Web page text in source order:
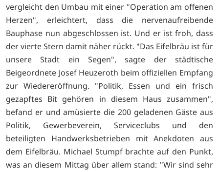
vergleicht den Umbau mit einer "Operation am offenen
Herzen", erleichtert, dass die nervenaufreibende
Bauphase nun abgeschlossen ist. Und er ist froh, dass
der vierte Stern damit näher rückt. "Das Eifelbräu ist für
unsere Stadt ein Segen", sagte der städtische
Beigeordnete Josef Heuzeroth beim offiziellen Empfang
zur Wiedereröffnung. "Politik, Essen und ein frisch
gezapftes Bit gehören in diesem Haus zusammen",
befand er und amüsierte die 200 geladenen Gäste aus
Politik, Gewerbeverein, Serviceclubs und den
beteiligten Handwerksbetrieben mit Anekdoten aus
dem Eifelbräu. Michael Stumpf brachte auf den Punkt,
was an diesem Mittag über allem stand: "Wir sind sehr